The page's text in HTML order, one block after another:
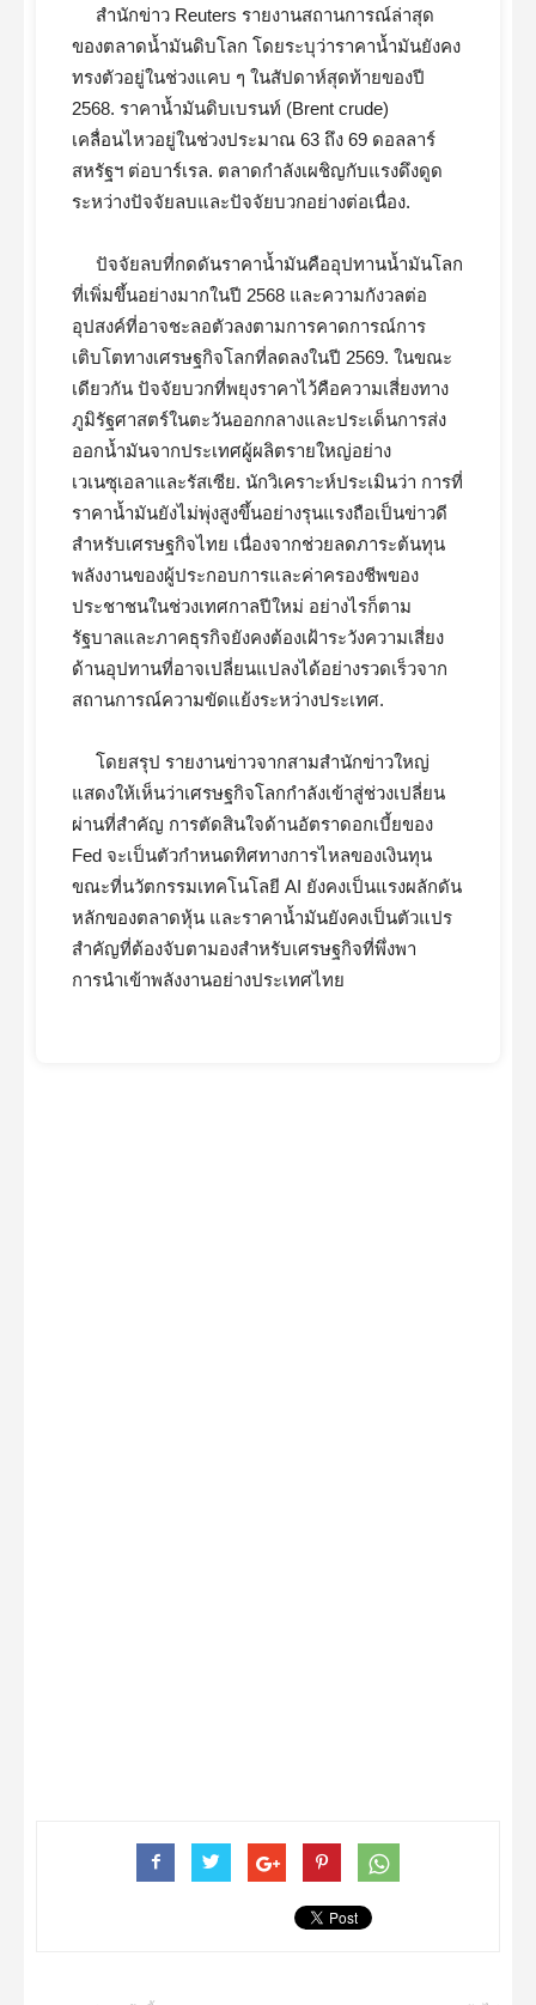
สำนักข่าว Reuters รายงานสถานการณ์ล่าสุด
ของตลาดน้ำมันดิบโลก โดยระบุว่าราคาน้ำมันยังคง
ทรงตัวอยู่ในช่วงแคบ ๆ ในสัปดาห์สุดท้ายของปี
2568. ราคาน้ำมันดิบเบรนท์ (Brent crude)
เคลื่อนไหวอยู่ในช่วงประมาณ 63 ถึง 69 ดอลลาร์
สหรัฐฯ ต่อบาร์เรล. ตลาดกำลังเผชิญกับแรงดึงดูด
ระหว่างปัจจัยลบและปัจจัยบวกอย่างต่อเนื่อง.
ปัจจัยลบที่กดดันราคาน้ำมันคืออุปทานน้ำมันโลก
ที่เพิ่มขึ้นอย่างมากในปี 2568 และความกังวลต่อ
อุปสงค์ที่อาจชะลอตัวลงตามการคาดการณ์การ
เติบโตทางเศรษฐกิจโลกที่ลดลงในปี 2569. ในขณะ
เดียวกัน ปัจจัยบวกที่พยุงราคาไว้คือความเสี่ยงทาง
ภูมิรัฐศาสตร์ในตะวันออกกลางและประเด็นการส่ง
ออกน้ำมันจากประเทศผู้ผลิตรายใหญ่อย่าง
เวเนซุเอลาและรัสเซีย. นักวิเคราะห์ประเมินว่า การที่
ราคาน้ำมันยังไม่พุ่งสูงขึ้นอย่างรุนแรงถือเป็นข่าวดี
สำหรับเศรษฐกิจไทย เนื่องจากช่วยลดภาระต้นทุน
พลังงานของผู้ประกอบการและค่าครองชีพของ
ประชาชนในช่วงเทศกาลปีใหม่ อย่างไรก็ตาม
รัฐบาลและภาคธุรกิจยังคงต้องเฝ้าระวังความเสี่ยง
ด้านอุปทานที่อาจเปลี่ยนแปลงได้อย่างรวดเร็วจาก
สถานการณ์ความขัดแย้งระหว่างประเทศ.
โดยสรุป รายงานข่าวจากสามสำนักข่าวใหญ่
แสดงให้เห็นว่าเศรษฐกิจโลกกำลังเข้าสู่ช่วงเปลี่ยน
ผ่านที่สำคัญ การตัดสินใจด้านอัตราดอกเบี้ยของ
Fed จะเป็นตัวกำหนดทิศทางการไหลของเงินทุน
ขณะที่นวัตกรรมเทคโนโลยี AI ยังคงเป็นแรงผลักดัน
หลักของตลาดหุ้น และราคาน้ำมันยังคงเป็นตัวแปร
สำคัญที่ต้องจับตามองสำหรับเศรษฐกิจที่พึ่งพา
การนำเข้าพลังงานอย่างประเทศไทย